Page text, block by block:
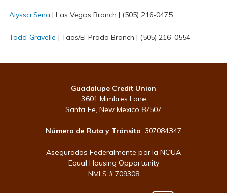
Alyssa Sena | Las Vegas Branch | (505) 216-0475
Todd Gravelle | Taos/El Prado Branch | (505) 216-0554
Guadalupe Credit Union
3601 Mimbres Lane
Santa Fe, New Mexico 87507
Número de Ruta y Tránsito: 307084347
Asegurados Federalmente por la NCUA
Equal Housing Opportunity
NMLS # 709308